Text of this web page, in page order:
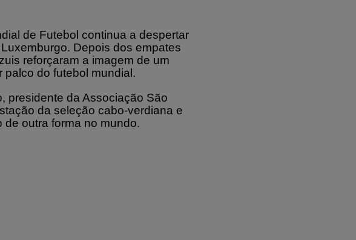
de Futebol continua a despertar
Depois dos empates
reforçaram a imagem de um
do futebol mundial.
presidente da Associação São
da seleção cabo-verdiana e
outra forma no mundo.